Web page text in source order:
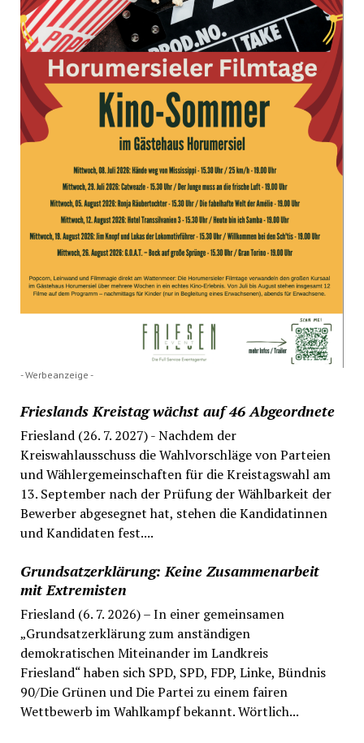
- Werbeanzeige -
Frieslands Kreistag wächst auf 46 Abgeordnete
Friesland (26. 7. 2027) - Nachdem der
Kreiswahlausschuss die Wahlvorschläge von Parteien
und Wählergemeinschaften für die Kreistagswahl am
13. September nach der Prüfung der Wählbarkeit der
Bewerber abgesegnet hat, stehen die Kandidatinnen
und Kandidaten fest....
Grundsatzerklärung: Keine Zusammenarbeit
mit Extremisten
Friesland (6. 7. 2026) – In einer gemeinsamen
„Grundsatzerklärung zum anständigen
demokratischen Miteinander im Landkreis
Friesland“ haben sich SPD, SPD, FDP, Linke, Bündnis
90/Die Grünen und Die Partei zu einem fairen
Wettbewerb im Wahlkampf bekannt. Wörtlich...